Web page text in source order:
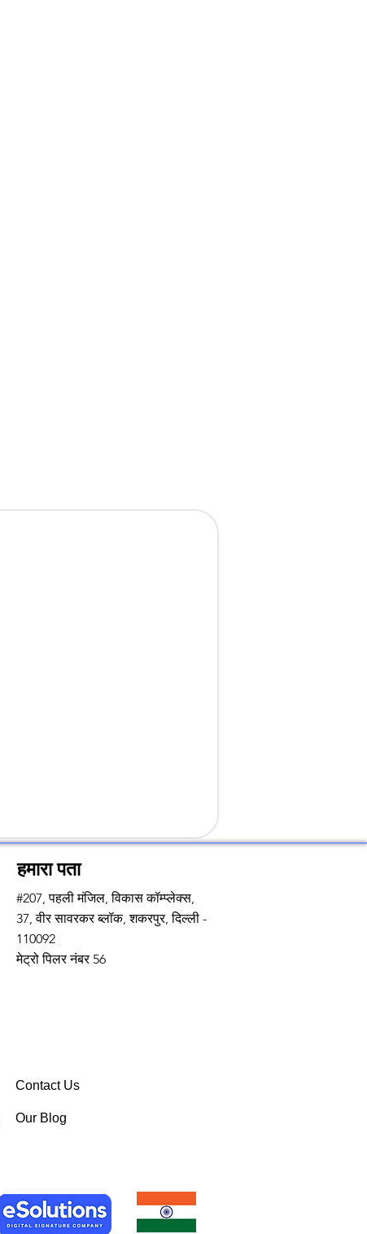
हमारा पता
#207, पहली मंजिल, विकास कॉम्प्लेक्स,
37, वीर सावरकर ब्लॉक, शकरपुर, दिल्ली -
110092
मेट्रो पिलर नंबर 56
Contact Us
Our Blog